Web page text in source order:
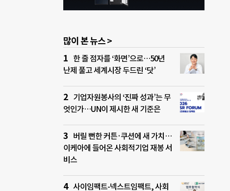
많이 본 뉴스 >
한 줄 점자를 ‘화면’으로…50년
난제 풀고 세계시장 두드린 ‘닷’
기업자원봉사의 ‘진짜 성과’는 무
엇인가…UN이 제시한 새 기준은
버릴 뻔한 커튼·쿠션에 새 가치…
이케아에 들어온 사회적기업 재봉 서
비스
사이임팩트-넥스트임팩트, 사회